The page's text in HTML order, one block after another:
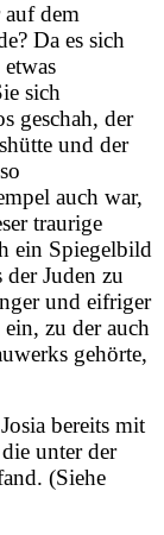
dem
Da es sich
sich
geschah, der
und der
auch war,
traurige
ein Spiegelbild
Juden zu
und eifriger
zu der auch
gehörte,
bereits mit
unter der
(Siehe